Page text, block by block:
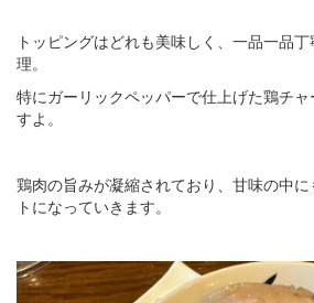
トッピングはどれも美味しく、一品一品
理。
特にガーリックペッパーで仕上げた鶏チ
すよ。
鶏肉の旨みが凝縮されており、甘味の中
トになっていきます。